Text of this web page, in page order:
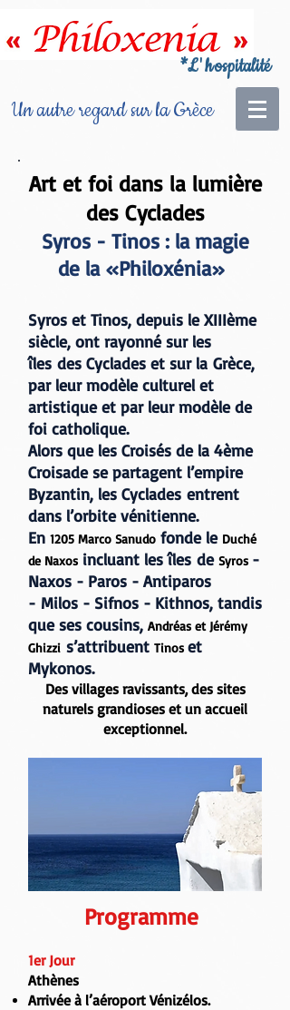
*L'hospitalité
Un autre regard sur la Grèce
Art et foi dans la lumière
des Cyclades
Syros - Tinos : la magie
de la «Philoxénia»
Syros et Tinos, depuis le XIIIème
siècle, ont rayonné sur les
îles des Cyclades et sur la Grèce,
par leur modèle culturel et
artistique et par leur modèle de
foi catholique.
Alors que les Croisés de la 4ème
Croisade se partagent l’empire
Byzantin, les Cyclades entrent
dans l’orbite vénitienne.
En 1205 Marco Sanudo fonde le Duché
de Naxos incluant les îles de Syros -
Naxos - Paros - Antiparos
- Milos - Sifnos - Kithnos, tandis
que ses cousins, Andréas et Jérémy
Ghizzi s’attribuent Tinos et
Mykonos.
Des villages ravissants, des sites
naturels grandioses et un accueil
exceptionnel.
Programme
1er Jour
Athènes
Arrivée à l’aéroport Vénizélos.